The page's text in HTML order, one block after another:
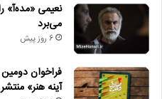
نعیمی «مده‌آ»
می‌برد
6 روز پیش
فراخوان
آینه هنر»